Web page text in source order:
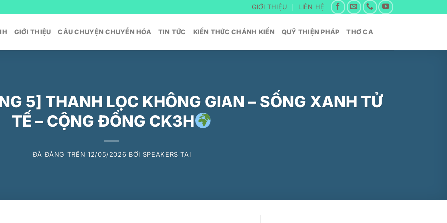
GIỚI THIỆU LIÊN HỆ
GIỚI THIỆU CÂU CHUYỆN CHUYỂN HÓA TIN TỨC KIẾN THỨC CHÁNH KIẾN QUỸ THIỆN PHÁP THƠ CA
5] THANH LỌC KHÔNG GIAN – SỐNG XANH TỬ
TẾ – CỘNG ĐỒNG CK3H
ĐÃ ĐĂNG TRÊN 12/05/2026 BỞI SPEAKERS TAI